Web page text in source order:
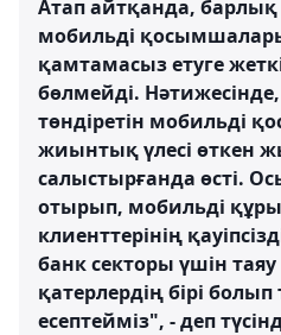
Атап айтқанда, барлық
мобильді
қамтамасыз етуге
бөлмейді. Нәтижесінде,
төндіретін мобильді
жиынтық үлесі өткен
салыстырғанда өсті.
отырып, мобильді
клиенттерінің
банк секторы үшін
қатерлердің бірі
есептейміз", - деп